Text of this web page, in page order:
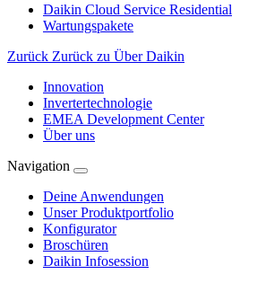
Daikin Cloud Service Residential
Wartungspakete
Zurück Zurück zu Über Daikin
Innovation
Invertertechnologie
EMEA Development Center
Über uns
Navigation
Deine Anwendungen
Unser Produktportfolio
Konfigurator
Broschüren
Daikin Infosession